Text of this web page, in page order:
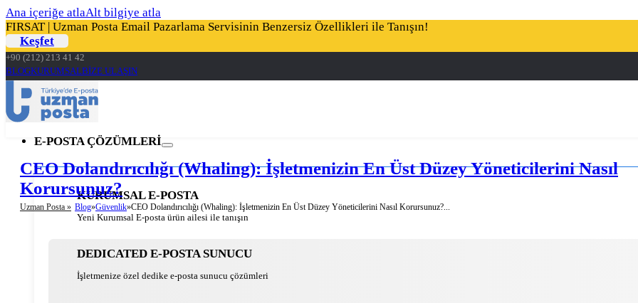
Ana içeriğe atlaAlt bilgiye atla
FIRSAT | Uzman Posta Email Pazarlama Servisinin Benzersiz Özellikleri ile Tanışın!
Keşfet
+90 (212) 213 41 42
BLOGKURUMSALBİZE ULAŞIN
E-POSTA ÇÖZÜMLERİ
KURUMSAL E-POSTA
Yeni Kurumsal E-posta ürün ailesi ile tanışın
DEDICATED E-POSTA SUNUCU
İşletmenize özel dedike e-posta sunucu çözümleri
CEO Dolandırıcılığı (Whaling): İşletmenizin En Üst Düzey Yöneticilerini Nasıl
Korursunuz?
Uzman Posta » Blog Güvenlik CEO Dolandırıcılığı (Whaling): İşletmenizin En Üst Düzey Yöneticilerini Nasıl Korursunuz?...